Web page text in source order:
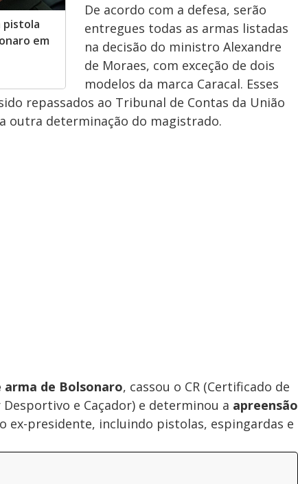
pistola
em
De acordo com a defesa, serão
entregues todas as armas listadas
na decisão do ministro Alexandre
de Moraes, com exceção de dois
modelos da marca Caracal. Esses
repassados ao Tribunal de Contas da União
outra determinação do magistrado.
de Bolsonaro, cassou o CR (Certificado de
e Caçador) e determinou a apreensão
ex-presidente, incluindo pistolas, espingardas e